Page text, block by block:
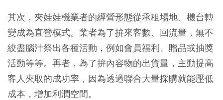
其次，夾娃娃機業者的經營形態從承租場地、機台轉
變成為直營模式。業者為了拚來客數、回流量，無不
絞盡腦汁祭出各種活動，例如會員福利、贈品或抽獎
活動等等。再者，為了拚內容物的出貨量，主動提高
客人夾取的成功率，因為透過聯合大量採購就能壓低
成本，增加利潤空間。